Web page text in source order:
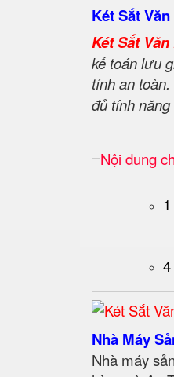
Két Sắt
Két Sắt
kế toán lưu
tính an
đủ tính năng
Nội dung
Nhà Máy
Nhà máy